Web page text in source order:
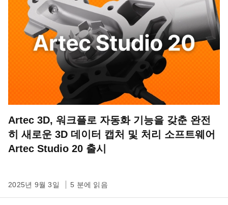
Artec 3D, 워크플로 자동화 기능을 갖춘 완전
히 새로운 3D 데이터 캡처 및 처리 소프트웨어
Artec Studio 20 출시
2025년 9월 3일 5 분에 읽음